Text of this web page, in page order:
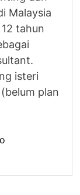
Malaysia
tahun
isteri
plan